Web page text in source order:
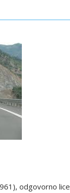
odgovorno